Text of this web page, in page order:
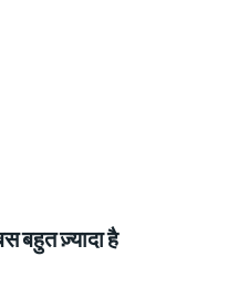
बहुत ज़्यादा है